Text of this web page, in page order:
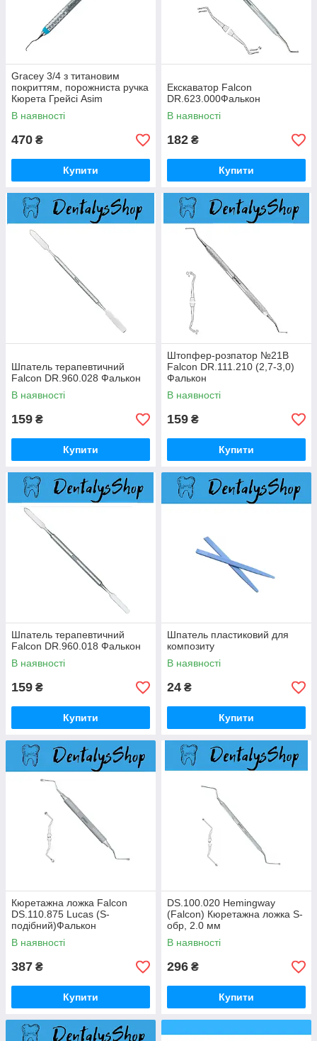
Gracey 3/4 з титановим
покриттям, порожниста ручка
Кюрета Грейсі Asim
Instruments
В наявності
470 ₴
Купити
Екскаватор Falcon
DR.623.000Фалькон
В наявності
182 ₴
Купити
Шпатель терапевтичний
Falcon DR.960.028 Фалькон
В наявності
159 ₴
Купити
Штопфер-розпатор №21В
Falcon DR.111.210 (2,7-3,0)
Фалькон
В наявності
159 ₴
Купити
Шпатель терапевтичний
Falcon DR.960.018 Фалькон
В наявності
159 ₴
Купити
Шпатель пластиковий для
композиту
В наявності
24 ₴
Купити
Кюретажна ложка Falcon
DS.110.875 Lucas (S-
подібний)Фалькон
В наявності
387 ₴
Купити
DS.100.020 Hemingway
(Falcon) Кюретажна ложка S-
обр, 2.0 мм
В наявності
296 ₴
Купити